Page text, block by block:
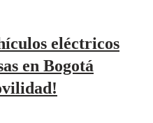
eléctricos
en Bogotá